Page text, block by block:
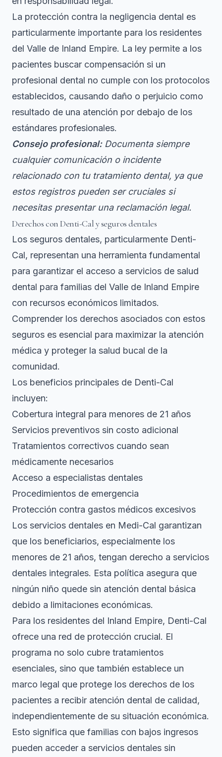
La protección contra la negligencia dental es
particularmente importante para los residentes
del Valle de Inland Empire. La ley permite a los
pacientes buscar compensación si un
profesional dental no cumple con los protocolos
establecidos, causando daño o perjuicio como
resultado de una atención por debajo de los
estándares profesionales.
Consejo profesional: Documenta siempre
cualquier comunicación o incidente
relacionado con tu tratamiento dental, ya que
estos registros pueden ser cruciales si
necesitas presentar una reclamación legal.
Derechos con Denti-Cal y seguros dentales
Los seguros dentales, particularmente Denti-
Cal, representan una herramienta fundamental
para garantizar el acceso a servicios de salud
dental para familias del Valle de Inland Empire
con recursos económicos limitados.
Comprender los derechos asociados con estos
seguros es esencial para maximizar la atención
médica y proteger la salud bucal de la
comunidad.
Los beneficios principales de Denti-Cal
incluyen:
Cobertura integral para menores de 21 años
Servicios preventivos sin costo adicional
Tratamientos correctivos cuando sean
médicamente necesarios
Acceso a especialistas dentales
Procedimientos de emergencia
Protección contra gastos médicos excesivos
Los servicios dentales en Medi-Cal garantizan
que los beneficiarios, especialmente los
menores de 21 años, tengan derecho a servicios
dentales integrales. Esta política asegura que
ningún niño quede sin atención dental básica
debido a limitaciones económicas.
Para los residentes del Inland Empire, Denti-Cal
ofrece una red de protección crucial. El
programa no solo cubre tratamientos
esenciales, sino que también establece un
marco legal que protege los derechos de los
pacientes a recibir atención dental de calidad,
independientemente de su situación económica.
Esto significa que familias con bajos ingresos
pueden acceder a servicios dentales sin